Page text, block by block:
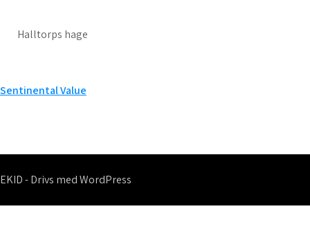
Halltorps hage
Inläggsnavigering
Sentinental Value
EKID - Drivs med WordPress